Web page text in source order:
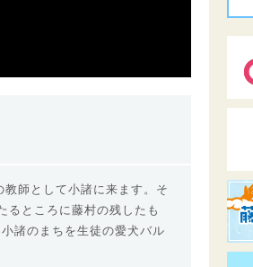
師として小諸に来ます。そ
るところに藤村の残したも
諸のまちを生徒の愛犬バル